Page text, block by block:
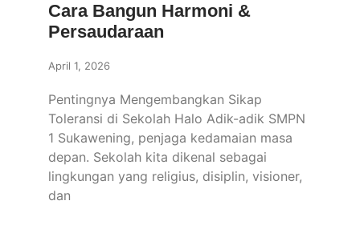
Cara Bangun Harmoni &
Persaudaraan
April 1, 2026
Pentingnya Mengembangkan Sikap
Toleransi di Sekolah Halo Adik-adik SMPN
1 Sukawening, penjaga kedamaian masa
depan. Sekolah kita dikenal sebagai
lingkungan yang religius, disiplin, visioner,
dan